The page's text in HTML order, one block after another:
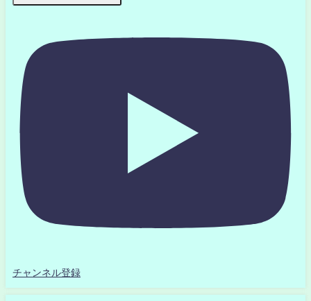
チャンネル登録